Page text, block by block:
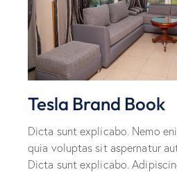
Tesla Brand Book
Dicta sunt explicabo. Nemo
quia voluptas sit aspernatur
Dicta sunt explicabo.